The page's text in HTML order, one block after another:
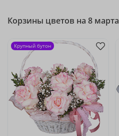
Корзины цветов на 8 марта
Крупный бутон